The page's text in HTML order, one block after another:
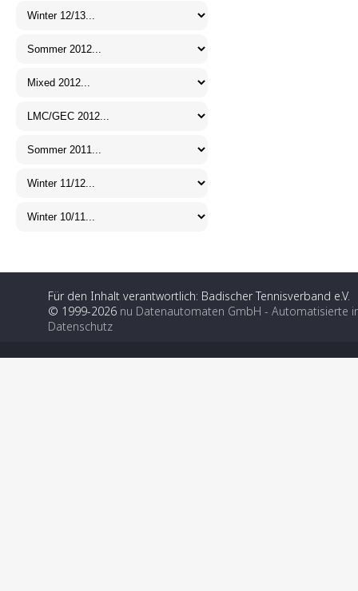
Für den Inhalt verantwortlich: Badischer Tennisverband e.V.
© 1999-2026 nu Datenautomaten GmbH - Automatisierte
Datenschutz